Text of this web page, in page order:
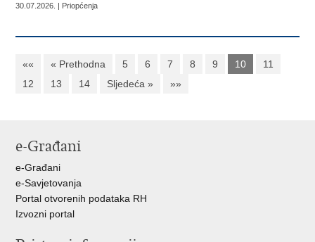
30.07.2026. | Priopćenja
«« « Prethodna 5 6 7 8 9 10
11
12
13 14 Sljedeća » »»
e-Građani
e-Građani
e-Savjetovanja
Portal otvorenih podataka RH
Izvozni portal